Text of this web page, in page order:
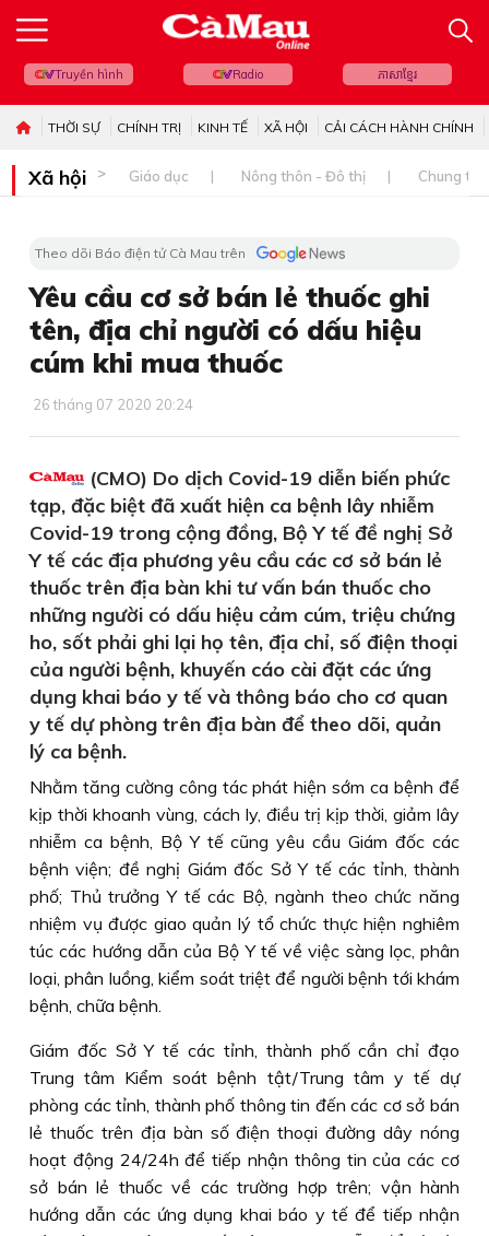
Truyền hình Radio ភាសាខ្មែរ
THỜI SỰ CHÍNH TRỊ KINH TẾ XÃ HỘI CẢI CÁCH HÀNH CHÍNH
Xã hội Giáo dục Nông thôn - Đô thị Chung
Theo dõi Báo điện tử Cà Mau trên
Yêu cầu cơ sở bán lẻ thuốc ghi
tên, địa chỉ người có dấu hiệu
cúm khi mua thuốc
26 tháng 07 2020 20:24
(CMO) Do dịch Covid-19 diễn biến phức
tạp, đặc biệt đã xuất hiện ca bệnh lây nhiễm
Covid-19 trong cộng đồng, Bộ Y tế đề nghị Sở
Y tế các địa phương yêu cầu các cơ sở bán lẻ
thuốc trên địa bàn khi tư vấn bán thuốc cho
những người có dấu hiệu cảm cúm, triệu chứng
ho, sốt phải ghi lại họ tên, địa chỉ, số điện thoại
của người bệnh, khuyến cáo cài đặt các ứng
dụng khai báo y tế và thông báo cho cơ quan
y tế dự phòng trên địa bàn để theo dõi, quản
lý ca bệnh.
Nhằm tăng cường công tác phát hiện sớm ca bệnh để
kịp thời khoanh vùng, cách ly, điều trị kịp thời, giảm lây
nhiễm ca bệnh, Bộ Y tế cũng yêu cầu Giám đốc các
bệnh viện; đề nghị Giám đốc Sở Y tế các tỉnh, thành
phố; Thủ trưởng Y tế các Bộ, ngành theo chức năng
nhiệm vụ được giao quản lý tổ chức thực hiện nghiêm
túc các hướng dẫn của Bộ Y tế về việc sàng lọc, phân
loại, phân luồng, kiểm soát triệt để người bệnh tới khám
bệnh, chữa bệnh.
Giám đốc Sở Y tế các tỉnh, thành phố cần chỉ đạo
Trung tâm Kiểm soát bệnh tật/Trung tâm y tế dự
phòng các tỉnh, thành phố thông tin đến các cơ sở bán
lẻ thuốc trên địa bàn số điện thoại đường dây nóng
hoạt động 24/24h để tiếp nhận thông tin của các cơ
sở bán lẻ thuốc về các trường hợp trên; vận hành
hướng dẫn các ứng dụng khai báo y tế để tiếp nhận